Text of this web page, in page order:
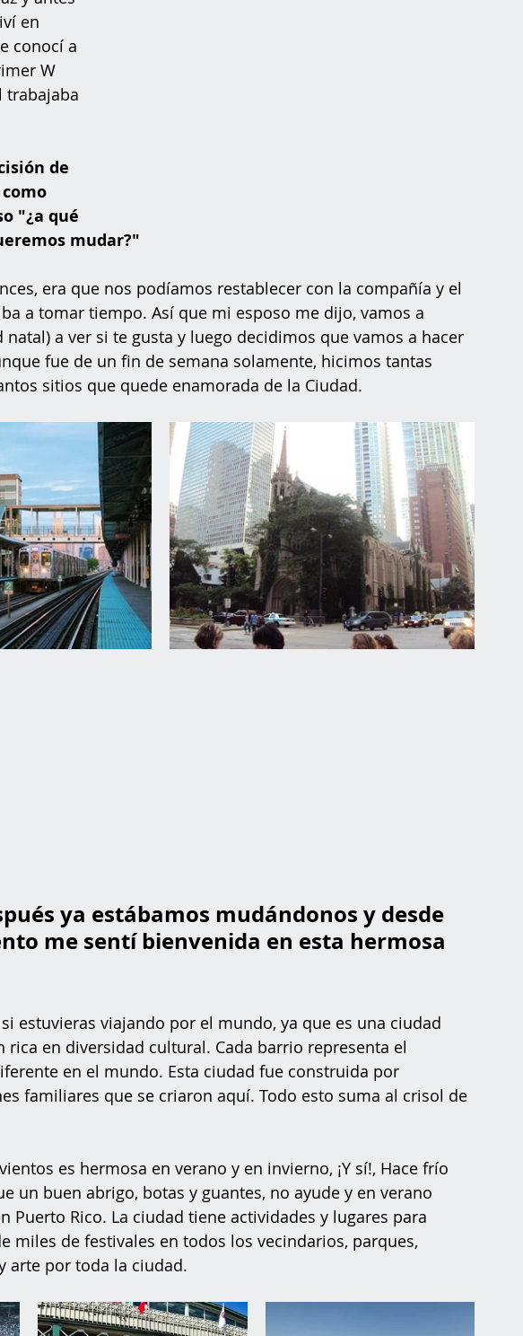
en
conocí a
W
trabajaba
de
"¿a qué
mudar?"
era que nos podíamos restablecer con la compañía y el
a tomar tiempo. Así que mi esposo me dijo, vamos a
natal) a ver si te gusta y luego decidimos que vamos a hacer
fue de un fin de semana solamente, hicimos tantas
sitios que quede enamorada de la Ciudad.
ya estábamos mudándonos y desde
me sentí bienvenida en esta hermosa
estuvieras viajando por el mundo, ya que es una ciudad
rica en diversidad cultural. Cada barrio representa el
en el mundo. Esta ciudad fue construida por
familiares que se criaron aquí. Todo esto suma al crisol de
es hermosa en verano y en invierno, ¡Y sí!, Hace frío
un buen abrigo, botas y guantes, no ayude y en verano
Puerto Rico. La ciudad tiene actividades y lugares para
miles de festivales en todos los vecindarios, parques,
arte por toda la ciudad.